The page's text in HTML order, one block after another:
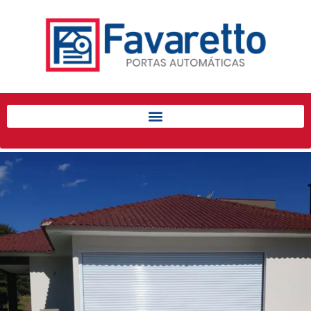
Início
Porta de Enrolar Automática
Automatizadores
Acessórios Para Portas de
Pintura eletrostática
Portfólio
Contato